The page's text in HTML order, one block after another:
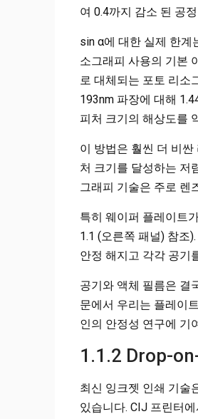
여 0.4까지 감소 된 공
sin α에 대한 실제 한계
소그래피 사용의 기본
로 대체되는 포토 리소
193nm 파장에 대해
피처 크기의 해상도를
이 방법은 훨씬 더 비
처 크기를 달성하는 저
그래피 기술은 주로 렌
특히 웨이퍼 플레이트
1.1 (오른쪽 패널) 참조
안정 해지고 각각 공기
공기와 액체 필름은 결
문에서 우리는 플레이
인의 안정성 연구에 기
1.1.2 Drop-
최신 잉크젯 인쇄 기술
있습니다. CIJ 프린터